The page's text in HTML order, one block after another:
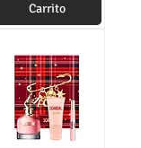
Carrito